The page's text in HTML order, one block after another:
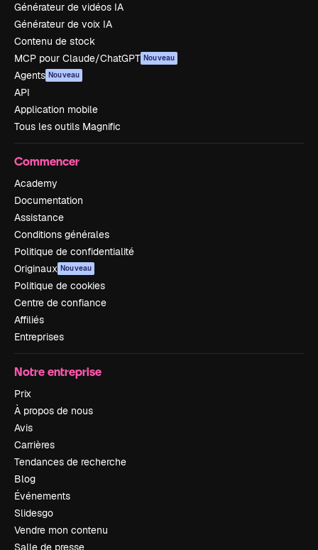
Générateur de vidéos IA
Générateur de voix IA
Contenu de stock
MCP pour Claude/ChatGPT Nouveau
Agents Nouveau
API
Application mobile
Tous les outils Magnific
Commencer
Academy
Documentation
Assistance
Conditions générales
Politique de confidentialité
Originaux Nouveau
Politique de cookies
Centre de confiance
Affiliés
Entreprises
Notre entreprise
Prix
À propos de nous
Avis
Carrières
Tendances de recherche
Blog
Événements
Slidesgo
Vendre mon contenu
Salle de presse